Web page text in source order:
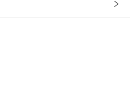
Weil Werner kein